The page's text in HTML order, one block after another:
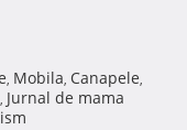
, Mobila, Canapele,
, Jurnal de mama